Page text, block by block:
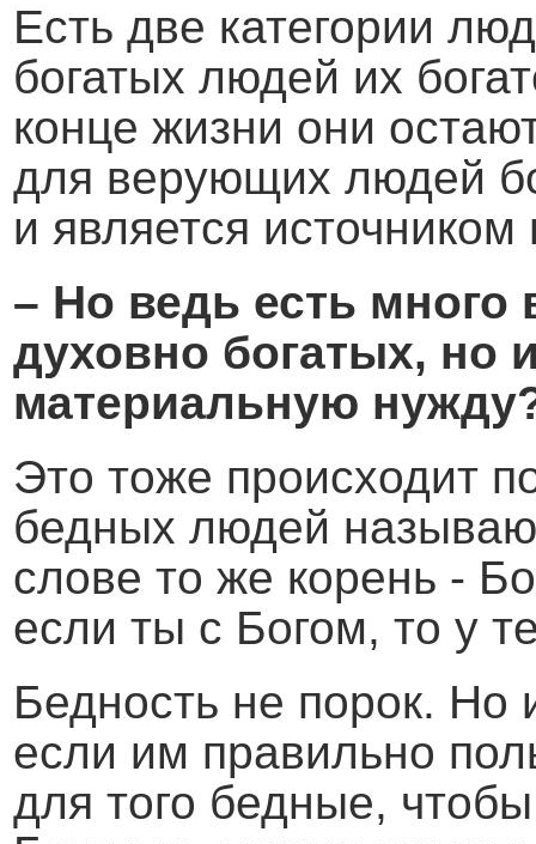
Есть две категории
богатых людей их
конце жизни они
для верующих людей
и является источником
– Но ведь есть
духовно богатых,
материальную
Это тоже происходит
бедных людей
слове то же корень -
если ты с Богом, то у
Бедность не порок. Но
если им правильно
для того бедные,